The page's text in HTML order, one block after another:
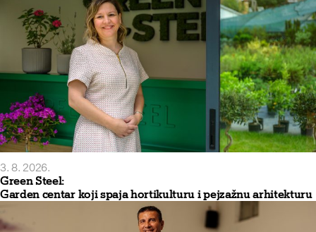
3. 8. 2026.
Green Steel:
Garden centar koji spaja hortikulturu i pejzažnu arhitekturu